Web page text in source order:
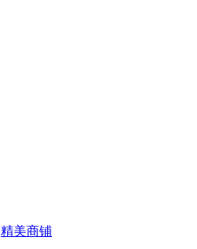
精美商铺